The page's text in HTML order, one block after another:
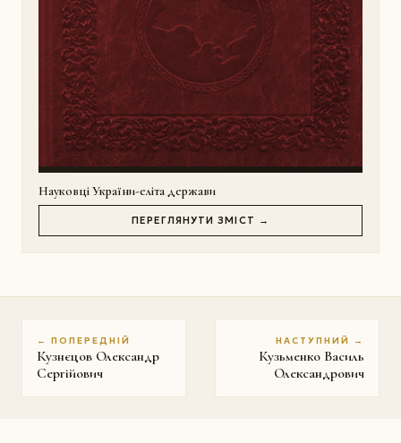
Науковці України-еліта держави
ПЕРЕГЛЯНУТИ ЗМІСТ →
← ПОПЕРЕДНІЙ
Кузнєцов Олександр
Сергійович
НАСТУПНИЙ →
Кузьменко Василь
Олександрович